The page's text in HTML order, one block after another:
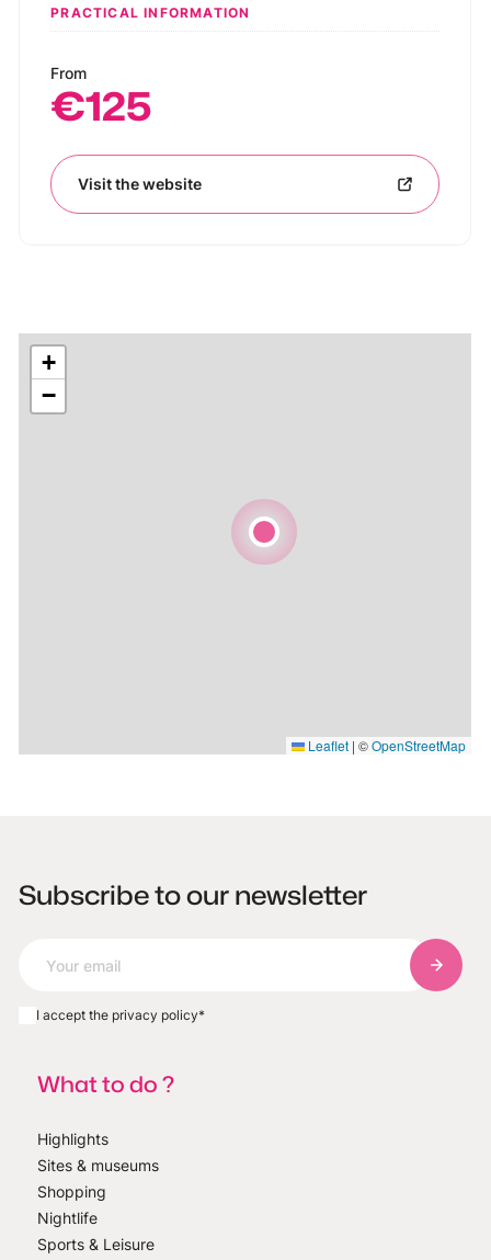
PRACTICAL INFORMATION
From
€125
Visit the website
+
−
Leaflet | ©OpenStreetMap
Subscribe to our newsletter
I accept the privacy policy*
What to do ?
Highlights
Sites & museums
Shopping
Nightlife
Sports & Leisure